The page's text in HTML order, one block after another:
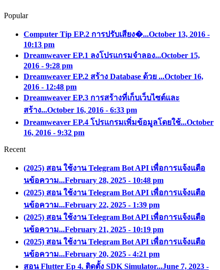
Popular
Computer Tip EP.2 การปรับเสียง�...October 13, 2016 -
10:13 pm
Dreamweaver EP.1 ลงโปรแกรมจำลอง...October 15,
2016 - 9:28 pm
Dreamweaver EP.2 สร้าง Database ด้วย ...October 16,
2016 - 12:48 pm
Dreamweaver EP.3 การสร้างที่เก็บเว็บไซต์และ
สร้าง...October 16, 2016 - 6:33 pm
Dreamweaver EP.4 โปรแกรมเพิ่มข้อมูลโดยใช้...October
16, 2016 - 9:32 pm
Recent
(2025) สอน ใช้งาน Telegram Bot API เพื่อการแจ้งแตือ
นข้อความ...February 28, 2025 - 10:48 pm
(2025) สอน ใช้งาน Telegram Bot API เพื่อการแจ้งแตือ
นข้อความ...February 22, 2025 - 1:39 pm
(2025) สอน ใช้งาน Telegram Bot API เพื่อการแจ้งแตือ
นข้อความ...February 21, 2025 - 10:19 pm
(2025) สอน ใช้งาน Telegram Bot API เพื่อการแจ้งแตือ
นข้อความ...February 20, 2025 - 4:21 pm
สอน Flutter Ep 4. ติดตั้ง SDK Simulator...June 7, 2023 -